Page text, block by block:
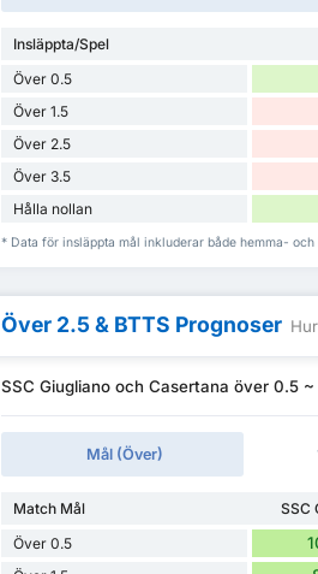
Insläppta/Spel
Över 0.5
Över 1.5
Över 2.5
Över 3.5
Hålla nollan
* Data för insläppta mål inkluderar både hemma-
Över 2.5 & BTTS Prognoser
SSC Giugliano och Casertana över 0.5
Mål (Över)
Match Mål SSC
Över 0.5